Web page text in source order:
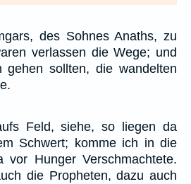
des Sohnes Anaths, zu
verlassen die Wege; und
sollten, die wandelten
Feld, siehe, so liegen da
Schwert; komme ich in die
vor Hunger Verschmachtete.
die Propheten, dazu auch